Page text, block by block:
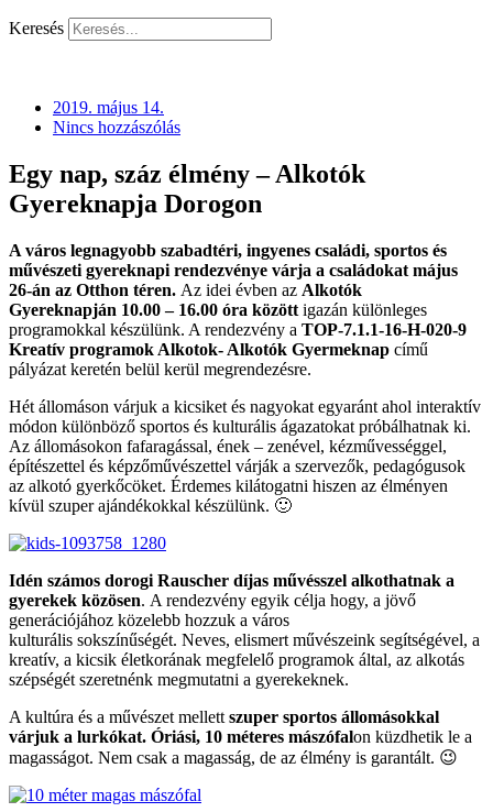
Keresés
2019. május 14.
Nincs hozzászólás
Egy nap, száz élmény – Alkotók
Gyereknapja Dorogon
A város legnagyobb szabadtéri, ingyenes családi, sportos és
művészeti gyereknapi rendezvénye várja a családokat május
26-án az Otthon téren. Az idei évben az Alkotók
Gyereknapján 10.00 – 16.00 óra között igazán különleges
programokkal készülünk. A rendezvény a TOP-7.1.1-16-H-020-9
Kreatív programok Alkotok- Alkotók Gyermeknap című
pályázat keretén belül kerül megrendezésre.
Hét állomáson várjuk a kicsiket és nagyokat egyaránt ahol interaktív
módon különböző sportos és kulturális ágazatokat próbálhatnak ki.
Az állomásokon fafaragással, ének – zenével, kézművességgel,
építészettel és képzőművészettel várják a szervezők, pedagógusok
az alkotó gyerkőcöket. Érdemes kilátogatni hiszen az élményen
kívül szuper ajándékokkal készülünk. 🙂
Idén számos dorogi Rauscher díjas művésszel alkothatnak a
gyerekek közösen. A rendezvény egyik célja hogy, a jövő
generációjához közelebb hozzuk a város
kulturális sokszínűségét. Neves, elismert művészeink segítségével, a
kreatív, a kicsik életkorának megfelelő programok által, az alkotás
szépségét szeretnénk megmutatni a gyerekeknek.
A kultúra és a művészet mellett szuper sportos állomásokkal
várjuk a lurkókat. Óriási, 10 méteres mászófalon küzdhetik le a
magasságot. Nem csak a magasság, de az élmény is garantált. 😉